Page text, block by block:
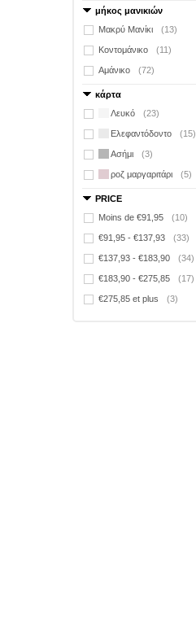
μήκος μανικιών
Μακρύ Μανίκι
(13)
Κοντομάνικο (11)
Αμάνικο (72)
κάρτα
Λευκό
(23)
Ελεφαντόδοντο (15)
Ασήμι (3)
ροζ μαργαριτάρι (5)
PRICE
Moins de €91,95
(10)
€91,95 - €137,93 (33)
€137,93 - €183,90 (34)
€183,90 - €275,85 (17)
€275,85 et plus (3)